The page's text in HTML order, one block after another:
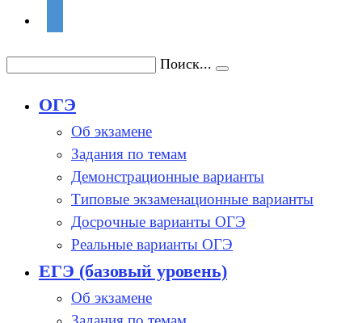
Поиск...
ОГЭ
Об экзамене
Задания по темам
Демонстрационные варианты
Типовые экзаменационные варианты
Досрочные варианты ОГЭ
Реальные варианты ОГЭ
ЕГЭ (базовый уровень)
Об экзамене